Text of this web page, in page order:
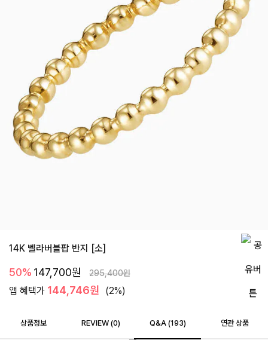
14K 벨라버블팝 반지 [소]
50% 147,700원 295,400원
앱 혜택가 144,746원 (2%)
상품정보 REVIEW (0) Q&A (193) 연관 상품